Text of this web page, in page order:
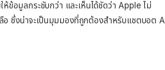
ห้ข้อมูลกระชับกว่า และเห็นได้ชัดว่า Apple ไม่
อ ซึ่งน่าจะเป็นมุมมองที่ถูกต้องสำหรับแชตบอต AI